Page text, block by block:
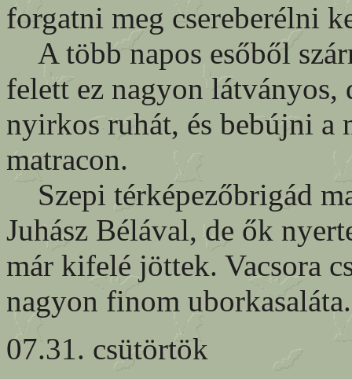
forgatni meg csereberélni
A több napos esőből
felett ez nagyon
nyirkos ruhát, és bebújni a
matracon.
Szepi térképezőbrigád
Juhász Bélával, de ők
már kifelé jöttek. Vacsora
nagyon finom uborkasaláta.
07.31. csütörtök